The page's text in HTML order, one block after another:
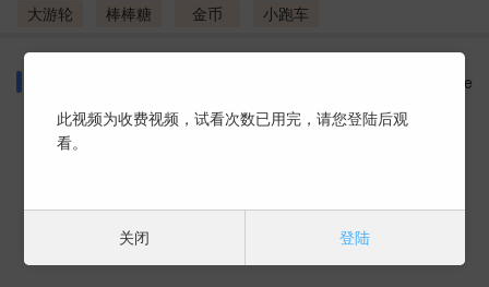
大游轮 棒棒糖 金币 小跑车
More
此视频为收费视频，试看次数已用完，请您登陆后观
看。
关闭 登陆